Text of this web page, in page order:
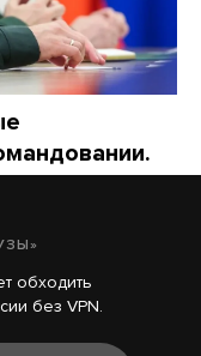
обходить
без VPN.